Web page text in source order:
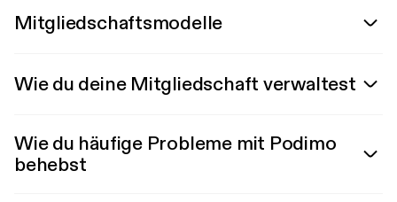
Mitgliedschaftsmodelle
Wie du deine Mitgliedschaft verwaltest
Wie du häufige Probleme mit Podimo
behebst